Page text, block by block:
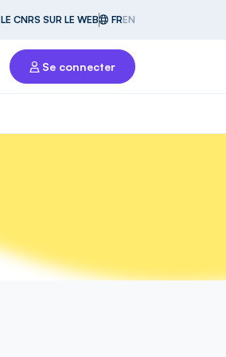
LE CNRS SUR LE WEB FREN
Se connecter